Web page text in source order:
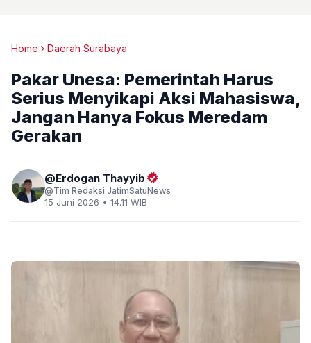
Home Daerah Surabaya
Pakar Unesa: Pemerintah Harus
Serius Menyikapi Aksi Mahasiswa,
Jangan Hanya Fokus Meredam
Gerakan
Erdogan Thayyib
Tim Redaksi JatimSatuNews
15 Juni 2026 • 14.11 WIB